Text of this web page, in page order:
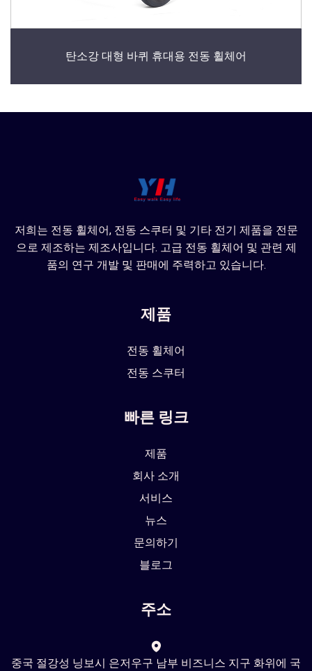
탄소강 대형 바퀴 휴대용 전동 휠체어
저희는 전동 휠체어, 전동 스쿠터 및 기타 전기 제품을 전문
으로 제조하는 제조사입니다. 고급 전동 휠체어 및 관련 제
품의 연구 개발 및 판매에 주력하고 있습니다.
제품
전동 휠체어
전동 스쿠터
빠른 링크
제품
회사 소개
서비스
뉴스
문의하기
블로그
주소
중국 절강성 닝보시 은저우구 남부 비즈니스 지구 화위에 국